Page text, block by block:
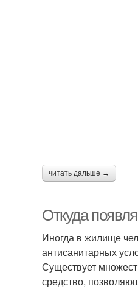
читать дальше →
Откуда
Иногда в жилище
антисанитарных
Существует
средство,